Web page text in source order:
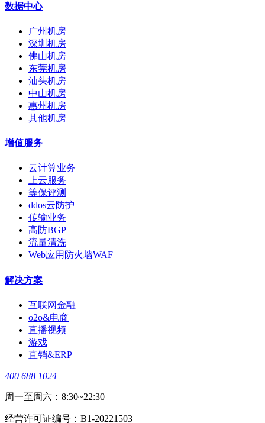
数据中心
广州机房
深圳机房
佛山机房
东莞机房
汕头机房
中山机房
惠州机房
其他机房
增值服务
云计算业务
上云服务
等保评测
ddos云防护
传输业务
高防BGP
流量清洗
Web应用防火墙WAF
解决方案
互联网金融
o2o&电商
直播视频
游戏
直销&ERP
400 688 1024
周一至周六：8:30~22:30
经营许可证编号：B1-20221503